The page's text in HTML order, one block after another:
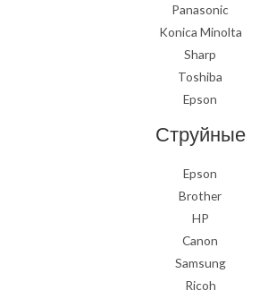
Panasonic
Konica Minolta
Sharp
Toshiba
Epson
Струйные
Epson
Brother
HP
Canon
Samsung
Ricoh